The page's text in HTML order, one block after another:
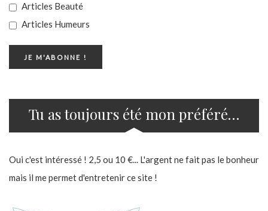
Articles Beauté
Articles Humeurs
Tu as toujours été mon préféré…
Oui c'est intéressé ! 2,5 ou 10 €... L'argent ne fait pas le bonheur
mais il me permet d'entretenir ce site !